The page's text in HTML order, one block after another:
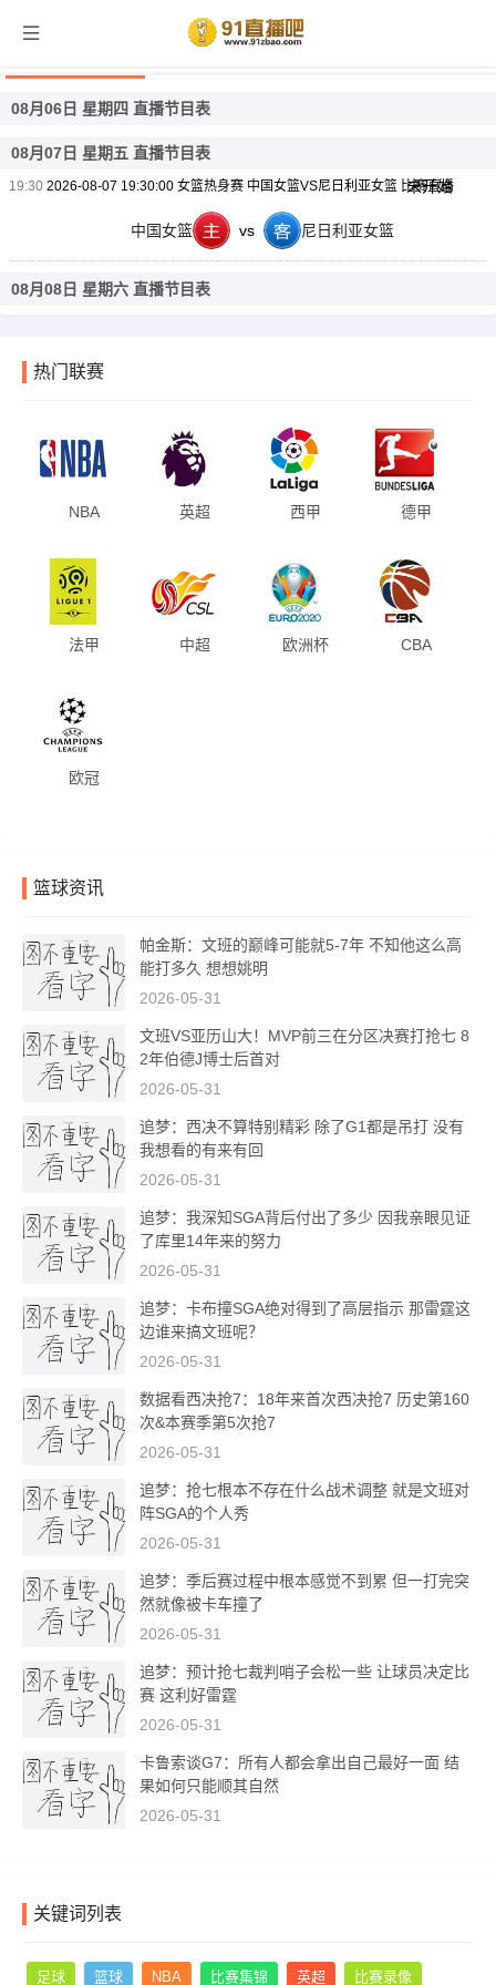
08月06日 星期四 直播节目表
08月07日 星期五 直播节目表
19:30 2026-08-07 19:30:00 女篮热身赛 中国女篮VS尼日利亚女篮 比赛直播
中国女篮 vs 尼日利亚女篮
未开始
08月08日 星期六 直播节目表
热门联赛
NBA 英超 西甲 德甲
法甲 中超 欧洲杯 CBA
欧冠
篮球资讯
帕金斯：文班的巅峰可能就5-7年 不知他这么高
能打多久 想想姚明
2026-05-31
文班VS亚历山大！MVP前三在分区决赛打抢七 8
2年伯德J博士后首对
2026-05-31
追梦：西决不算特别精彩 除了G1都是吊打 没有
我想看的有来有回
2026-05-31
追梦：我深知SGA背后付出了多少 因我亲眼见证
了库里14年来的努力
2026-05-31
追梦：卡布撞SGA绝对得到了高层指示 那雷霆这
边谁来搞文班呢？
2026-05-31
数据看西决抢7：18年来首次西决抢7 历史第160
次&本赛季第5次抢7
2026-05-31
追梦：抢七根本不存在什么战术调整 就是文班对
阵SGA的个人秀
2026-05-31
追梦：季后赛过程中根本感觉不到累 但一打完突
然就像被卡车撞了
2026-05-31
追梦：预计抢七裁判哨子会松一些 让球员决定比
赛 这利好雷霆
2026-05-31
卡鲁索谈G7：所有人都会拿出自己最好一面 结
果如何只能顺其自然
2026-05-31
关键词列表
足球 篮球 NBA 比赛集锦 英超 比赛录像